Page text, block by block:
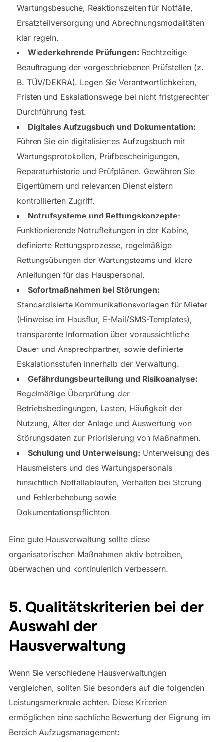
Wartungsbesuche, Reaktionszeiten für Notfälle,
Ersatzteilversorgung und Abrechnungsmodalitäten
klar regeln.
Wiederkehrende Prüfungen: Rechtzeitige
Beauftragung der vorgeschriebenen Prüfstellen (z.
B. TÜV/DEKRA). Legen Sie Verantwortlichkeiten,
Fristen und Eskalationswege bei nicht fristgerechter
Durchführung fest.
Digitales Aufzugsbuch und Dokumentation:
Führen Sie ein digitalisiertes Aufzugsbuch mit
Wartungsprotokollen, Prüfbescheinigungen,
Reparaturhistorie und Prüfplänen. Gewähren Sie
Eigentümern und relevanten Dienstleistern
kontrollierten Zugriff.
Notrufsysteme und Rettungskonzepte:
Funktionierende Notrufleitungen in der Kabine,
definierte Rettungsprozesse, regelmäßige
Rettungsübungen der Wartungsteams und klare
Anleitungen für das Hauspersonal.
Sofortmaßnahmen bei Störungen:
Standardisierte Kommunikationsvorlagen für Mieter
(Hinweise im Hausflur, E-Mail/SMS-Templates),
transparente Information über voraussichtliche
Dauer und Ansprechpartner, sowie definierte
Eskalationsstufen innerhalb der Verwaltung.
Gefährdungsbeurteilung und Risikoanalyse:
Regelmäßige Überprüfung der
Betriebsbedingungen, Lasten, Häufigkeit der
Nutzung, Alter der Anlage und Auswertung von
Störungsdaten zur Priorisierung von Maßnahmen.
Schulung und Unterweisung: Unterweisung des
Hausmeisters und des Wartungspersonals
hinsichtlich Notfallabläufen, Verhalten bei Störung
und Fehlerbehebung sowie
Dokumentationspflichten.
Eine gute Hausverwaltung sollte diese
organisatorischen Maßnahmen aktiv betreiben,
überwachen und kontinuierlich verbessern.
5. Qualitätskriterien bei der
Auswahl der
Hausverwaltung
Wenn Sie verschiedene Hausverwaltungen
vergleichen, sollten Sie besonders auf die folgenden
Leistungsmerkmale achten. Diese Kriterien
ermöglichen eine sachliche Bewertung der Eignung im
Bereich Aufzugsmanagement: